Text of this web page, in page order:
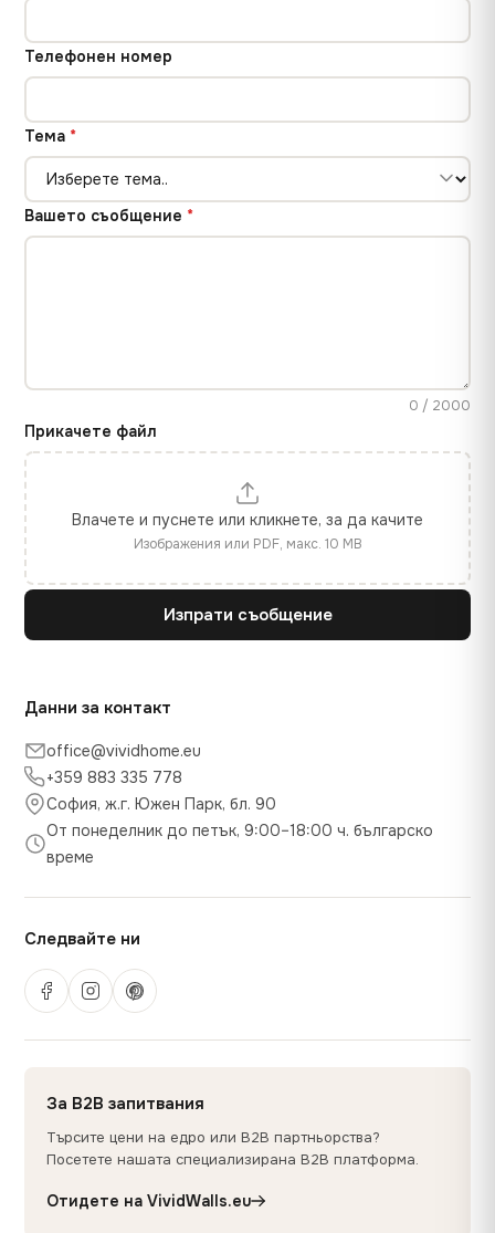
Телефонен номер
Тема *
Вашето съобщение *
0 / 2000
Прикачете файл
Влачете и пуснете или кликнете, за да качите
Изображения или PDF, макс. 10 MB
Изпрати съобщение
Данни за контакт
office@vividhome.eu
+359 883 335 778
София, ж.г. Южен Парк, бл. 90
От понеделник до петък, 9:00–18:00 ч. българско
време
Следвайте ни
За B2B запитвания
Търсите цени на едро или B2B партньорства?
Посетете нашата специализирана B2B платформа.
Отидете на VividWalls.eu